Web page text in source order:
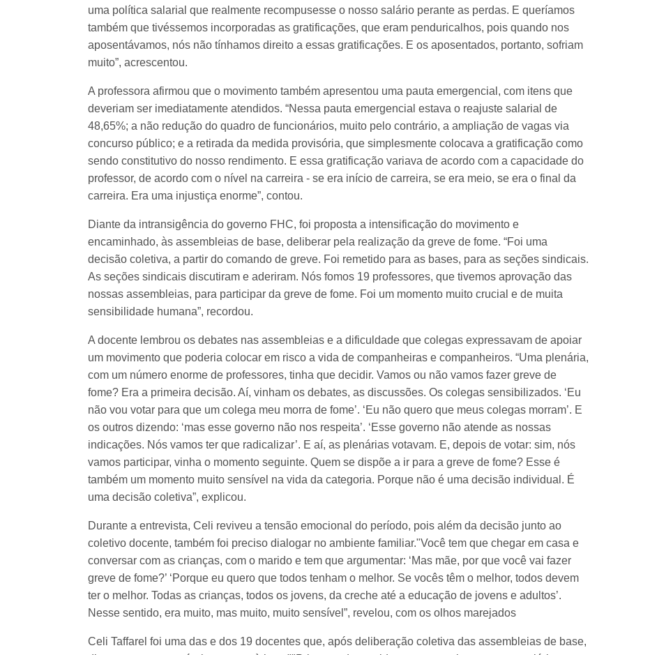
uma política salarial que realmente recompusesse o nosso salário perante as perdas. E queríamos
também que tivéssemos incorporadas as gratificações, que eram penduricalhos, pois quando nos
aposentávamos, nós não tínhamos direito a essas gratificações. E os aposentados, portanto, sofriam
muito”, acrescentou.
A professora afirmou que o movimento também apresentou uma pauta emergencial, com itens que
deveriam ser imediatamente atendidos. “Nessa pauta emergencial estava o reajuste salarial de
48,65%; a não redução do quadro de funcionários, muito pelo contrário, a ampliação de vagas via
concurso público; e a retirada da medida provisória, que simplesmente colocava a gratificação como
sendo constitutivo do nosso rendimento. E essa gratificação variava de acordo com a capacidade do
professor, de acordo com o nível na carreira - se era início de carreira, se era meio, se era o final da
carreira. Era uma injustiça enorme”, contou.
Diante da intransigência do governo FHC, foi proposta a intensificação do movimento e
encaminhado, às assembleias de base, deliberar pela realização da greve de fome. “Foi uma
decisão coletiva, a partir do comando de greve. Foi remetido para as bases, para as seções sindicais.
As seções sindicais discutiram e aderiram. Nós fomos 19 professores, que tivemos aprovação das
nossas assembleias, para participar da greve de fome. Foi um momento muito crucial e de muita
sensibilidade humana”, recordou.
A docente lembrou os debates nas assembleias e a dificuldade que colegas expressavam de apoiar
um movimento que poderia colocar em risco a vida de companheiras e companheiros. “Uma plenária,
com um número enorme de professores, tinha que decidir. Vamos ou não vamos fazer greve de
fome? Era a primeira decisão. Aí, vinham os debates, as discussões. Os colegas sensibilizados. ‘Eu
não vou votar para que um colega meu morra de fome’. ‘Eu não quero que meus colegas morram’. E
os outros dizendo: ‘mas esse governo não nos respeita’. ‘Esse governo não atende as nossas
indicações. Nós vamos ter que radicalizar’. E aí, as plenárias votavam. E, depois de votar: sim, nós
vamos participar, vinha o momento seguinte. Quem se dispõe a ir para a greve de fome? Esse é
também um momento muito sensível na vida da categoria. Porque não é uma decisão individual. É
uma decisão coletiva”, explicou.
Durante a entrevista, Celi reviveu a tensão emocional do período, pois além da decisão junto ao
coletivo docente, também foi preciso dialogar no ambiente familiar."Você tem que chegar em casa e
conversar com as crianças, com o marido e tem que argumentar: ‘Mas mãe, por que você vai fazer
greve de fome?’ ‘Porque eu quero que todos tenham o melhor. Se vocês têm o melhor, todos devem
ter o melhor. Todas as crianças, todos os jovens, da creche até a educação de jovens e adultos’.
Nesse sentido, era muito, mas muito, muito sensível”, revelou, com os olhos marejados
Celi Taffarel foi uma das e dos 19 docentes que, após deliberação coletiva das assembleias de base,